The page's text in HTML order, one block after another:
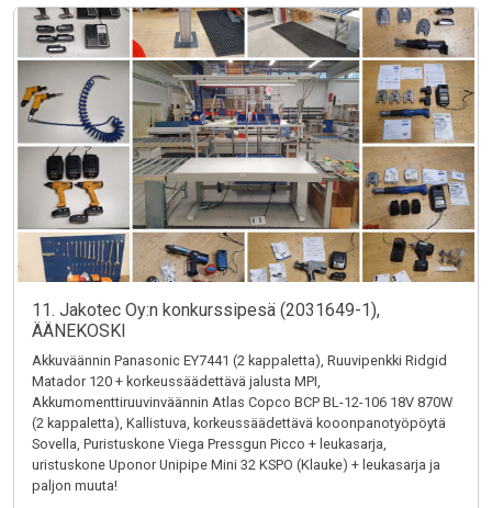
11. Jakotec Oy:n konkurssipesä (2031649-1),
ÄÄNEKOSKI
Akkuväännin Panasonic EY7441 (2 kappaletta), Ruuvipenkki Ridgid
Matador 120 + korkeussäädettävä jalusta MPI,
Akkumomenttiruuvinväännin Atlas Copco BCP BL-12-106 18V 870W
(2 kappaletta), Kallistuva, korkeussäädettävä kooonpanotyöpöytä
Sovella, Puristuskone Viega Pressgun Picco + leukasarja,
uristuskone Uponor Unipipe Mini 32 KSPO (Klauke) + leukasarja ja
paljon muuta!